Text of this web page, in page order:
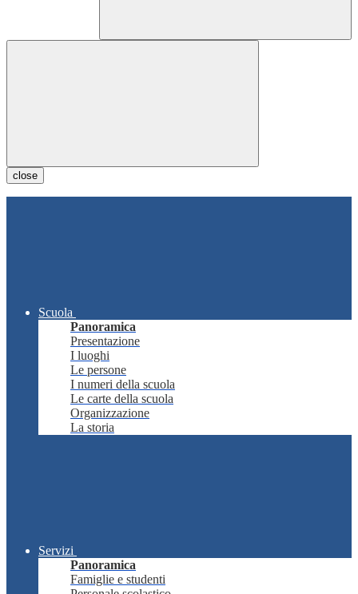
close
Scuola
Panoramica
Presentazione
I luoghi
Le persone
I numeri della scuola
Le carte della scuola
Organizzazione
La storia
Servizi
Panoramica
Famiglie e studenti